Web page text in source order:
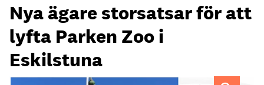
Nya ägare storsatsar för att
lyfta Parken Zoo i
Eskilstuna